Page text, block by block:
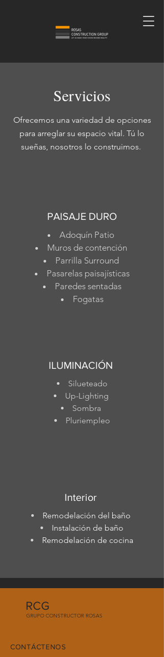
Servicios
Ofrecemos una variedad de opciones
para arreglar su espacio vital. Tú lo
sueñas, nosotros lo construimos.
PAISAJE DURO
Adoquín Patio
Muros de contención
Parrilla Surround
Pasarelas paisajísticas
Paredes sentadas
Fogatas
ILUMINACIÓN
Silueteado
Up-Lighting
Sombra
Pluriempleo
Interior
Remodelación del baño
Instalación de baño
Remodelación de cocina
RCG
GRUPO CONSTRUCTOR ROSAS
CONTÁCTENOS